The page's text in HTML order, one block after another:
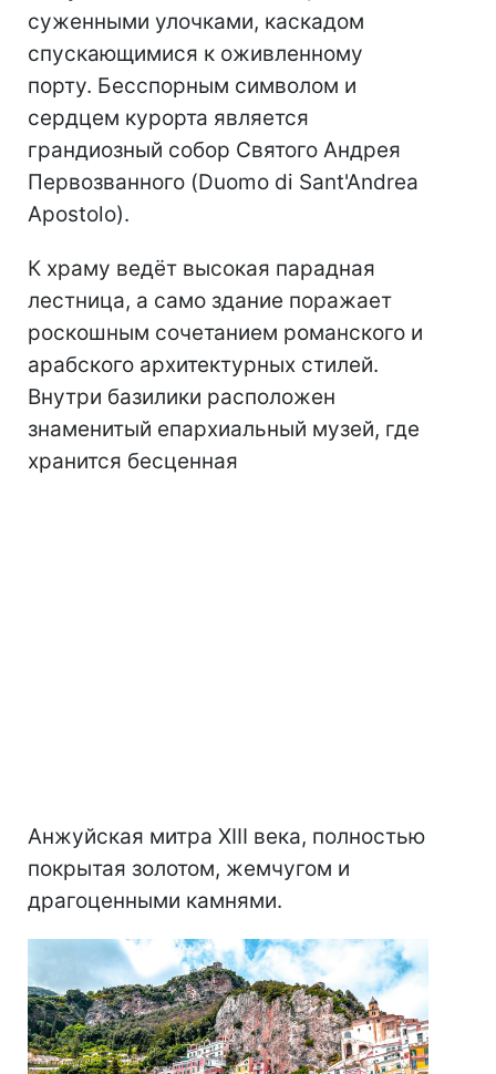
суженными улочками, каскадом
спускающимися к оживленному
порту. Бесспорным символом и
сердцем курорта является
грандиозный собор Святого Андрея
Первозванного (Duomo di Sant'Andrea
Apostolo).
К храму ведёт высокая парадная
лестница, а само здание поражает
роскошным сочетанием романского и
арабского архитектурных стилей.
Внутри базилики расположен
знаменитый епархиальный музей, где
хранится бесценная
Анжуйская митра XIII века, полностью
покрытая золотом, жемчугом и
драгоценными камнями.